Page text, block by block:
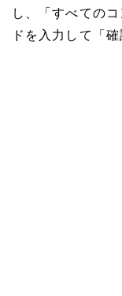
し、「すべての
ドを入力して「